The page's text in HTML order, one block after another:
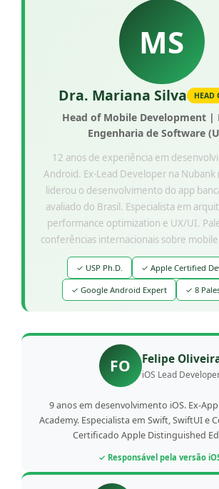
MS
Dra. Mariana Silva HEAD
Head of Mobile Development |
Engenharia de Software
12 anos de experiência em
Android. Ex-Lead Developer na Nubank
liderou o desenvolvimento do app
avaliado do Brasil. Especialista em
performance optimization e UX/UI.
conferências internacionais sobre
✓ USP Ph.D. ✓ Apple Certified
✓ Google Android Expert ✓ 8
FO Felipe
iOS Lead
9 anos em desenvolvimento iOS. Ex-
Academy. Especialista em Swift, SwiftUI e
Certificado Apple Distinguished
✓ Responsável pela versão